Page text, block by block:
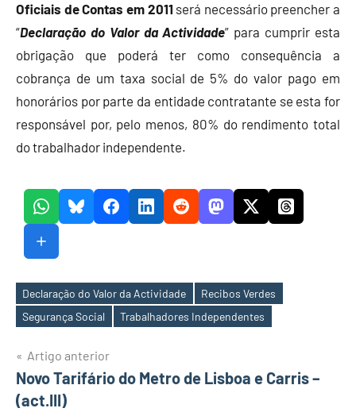
Oficiais de Contas em 2011 será necessário preencher a
“Declaração do Valor da Actividade” para cumprir esta
obrigação que poderá ter como consequência a
cobrança de um taxa social de 5% do valor pago em
honorários por parte da entidade contratante se esta for
responsável por, pelo menos, 80% do rendimento total
do trabalhador independente.
Etiquetas
Declaração do Valor da Actividade
Recibos Verdes
Segurança Social
Trabalhadores Independentes
Navegação
de
Artigo anterior
Novo Tarifário do Metro de Lisboa e Carris –
(act.III)